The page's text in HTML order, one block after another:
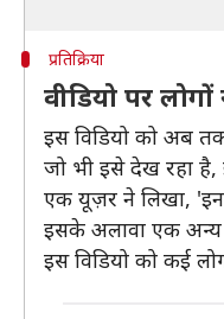
प्रतिक्रिया
वीडियो पर
इस विडियो को अब
जो भी इसे देख रहा है,
एक यूज़र ने लिखा,
इसके अलावा एक
इस विडियो को कई